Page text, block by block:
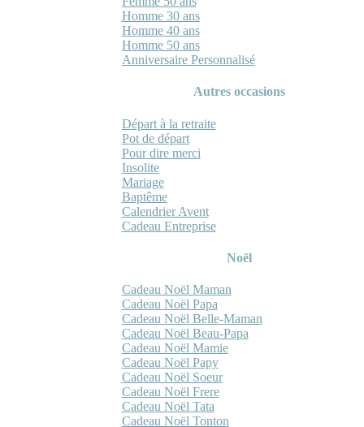
Homme 30 ans
Homme 40 ans
Homme 50 ans
Anniversaire Personnalisé
Autres occasions
Départ à la retraite
Pot de départ
Pour dire merci
Insolite
Mariage
Baptême
Calendrier Avent
Cadeau Entreprise
Noël
Cadeau Noël Maman
Cadeau Noël Papa
Cadeau Noël Belle-Maman
Cadeau Noël Beau-Papa
Cadeau Noël Mamie
Cadeau Noël Papy
Cadeau Noël Soeur
Cadeau Noël Frere
Cadeau Noël Tata
Cadeau Noël Tonton